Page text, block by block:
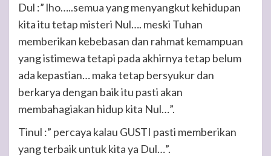
Dul :” lho…..semua yang menyangkut kehidupan
kita itu tetap misteri Nul…. meski Tuhan
memberikan kebebasan dan rahmat kemampuan
yang istimewa tetapi pada akhirnya tetap belum
ada kepastian… maka tetap bersyukur dan
berkarya dengan baik itu pasti akan
membahagiakan hidup kita Nul…”.
Tinul :” percaya kalau GUSTI pasti memberikan
yang terbaik untuk kita ya Dul…”.